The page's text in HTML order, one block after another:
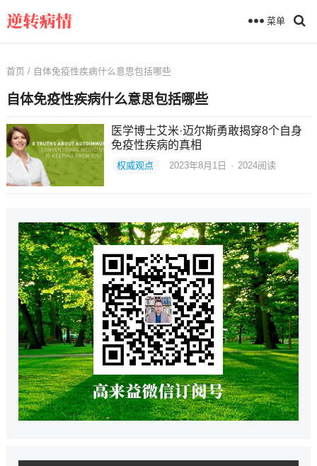
菜单
首页 / 自体免疫性疾病什么意思包括哪些
自体免疫性疾病什么意思包括哪些
医学博士艾米·迈尔斯勇敢揭穿8个自身
免疫性疾病的真相
权威观点 2023年8月1日 · 2024阅读